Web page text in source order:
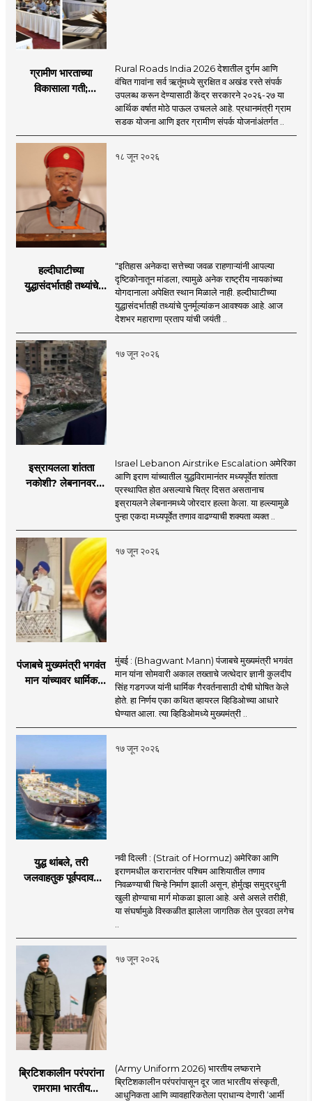
ग्रामीण भारताच्या
विकासाला गती;
लक्ष्य!
Rural Roads India 2026 देशातील दुर्गम आणि
वंचित गावांना सर्व ऋतूंमध्ये सुरक्षित व अखंड रस्ते संपर्क
उपलब्ध करून देण्यासाठी केंद्र सरकारने २०२६-२७ या
आर्थिक वर्षात मोठे पाऊल उचलले आहे. प्रधानमंत्री ग्राम
सडक योजना आणि इतर ग्रामीण संपर्क योजनांअंतर्गत ..
१८ जून २०२६
हल्दीघाटीच्या
युद्धासंदर्भातही तथ्यांचे
मोहनजी भागवत
"इतिहास अनेकदा सत्तेच्या जवळ राहणाऱ्यांनी आपल्या
दृष्टिकोनातून मांडला, त्यामुळे अनेक राष्ट्रीय नायकांच्या
योगदानाला अपेक्षित स्थान मिळाले नाही. हल्दीघाटीच्या
युद्धासंदर्भातही तथ्यांचे पुनर्मूल्यांकन आवश्यक आहे. आज
देशभर महाराणा प्रताप यांची जयंती ..
१७ जून २०२६
इस्रायलला शांतता
नकोशी? लेबनानवर
इराण-अमेरिकेत आरोप-
प्रत्यारोप
Israel Lebanon Airstrike Escalation अमेरिका
आणि इराण यांच्यातील युद्धविरामानंतर मध्यपूर्वेत शांतता
प्रस्थापित होत असल्याचे चित्र दिसत असतानाच
इस्रायलने लेबनानमध्ये जोरदार हल्ला केला. या हल्ल्यामुळे
पुन्हा एकदा मध्यपूर्वेत तणाव वाढण्याची शक्यता व्यक्त ..
१७ जून २०२६
पंजाबचे मुख्यमंत्री भगवंत
मान यांच्यावर धार्मिक
खळबळ
मुंबई : (Bhagwant Mann) पंजाबचे मुख्यमंत्री भगवंत
मान यांना सोमवारी अकाल तख्ताचे जत्थेदार ज्ञानी कुलदीप
सिंह गडगज्ज यांनी धार्मिक गैरवर्तनासाठी दोषी घोषित केले
होते. हा निर्णय एका कथित व्हायरल व्हिडिओच्या आधारे
घेण्यात आला. त्या व्हिडिओमध्ये मुख्यमंत्री ..
१७ जून २०२६
युद्ध थांबले, तरी
जलवाहतुक पूर्वपदावर
चिंता.
नवी दिल्ली : (Strait of Hormuz) अमेरिका आणि
इराणमधील करारानंतर पश्चिम आशियातील तणाव
निवळण्याची चिन्हे निर्माण झाली असून, होर्मुत्झ समुद्रधुनी
खुली होण्याचा मार्ग मोकळा झाला आहे. असे असले तरीही,
या संघर्षामुळे विस्कळीत झालेला जागतिक तेल पुरवठा लगेच
१७ जून २०२६
ब्रिटिशकालीन परंपरांना
रामराम! भारतीय
(Army Uniform 2026) भारतीय लष्कराने
ब्रिटिशकालीन परंपरांपासून दूर जात भारतीय संस्कृती,
आधुनिकता आणि व्यावहारिकतेला प्राधान्य देणारी ‘आर्मी